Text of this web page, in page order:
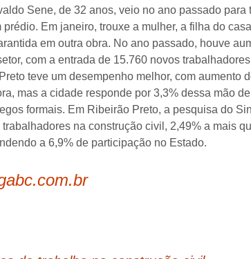
Pavimentos Rodoviários
Rolado para
Pavimentos
Concreto para Baixas
Temperaturas
Concreto Submetidos a
Sene, de 32 anos, veio no ano passado para
prédio. Em janeiro, trouxe a mulher, a filha do
em outra obra. No ano passado, houve
com a entrada de 15.760 novos
teve um desempenho melhor, com aumento
mas a cidade responde por 3,3% dessa mão
formais. Em Ribeirão Preto, a pesquisa do
na construção civil, 2,49% a mais
a 6,9% de participação no Estado.